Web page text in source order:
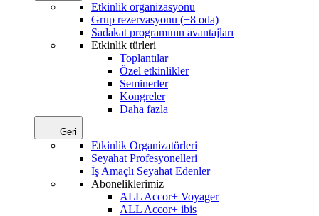
Etkinlik organizasyonu
Grup rezervasyonu (+8 oda)
Sadakat programının avantajları
Etkinlik türleri
Toplantılar
Özel etkinlikler
Seminerler
Kongreler
Daha fazla
Geri
Etkinlik Organizatörleri
Seyahat Profesyonelleri
İş Amaçlı Seyahat Edenler
Aboneliklerimiz
ALL Accor+ Voyager
ALL Accor+ ibis